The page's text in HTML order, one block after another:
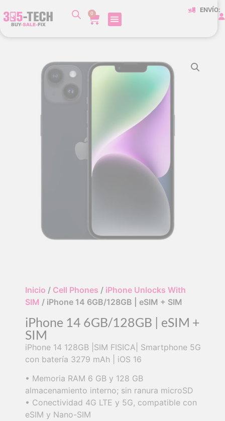
0 ENVÍO:
Inicio / Cell Phones / iPhone Unlocks With
SIM / iPhone 14 6GB/128GB | eSIM + SIM
iPhone 14 6GB/128GB | eSIM +
SIM
iPhone 14 128GB |SIM FISICA| Smartphone 5G
con batería 3279 mAh | iOS 16
• Memoria RAM 6 GB y 128 GB
almacenamiento interno; sin ranura microSD
• Conectividad 4G LTE y 5G, compatible con
eSIM y Nano-SIM